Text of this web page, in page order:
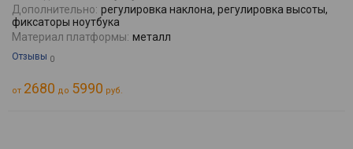
Дополнительно: регулировка наклона, регулировка высоты,
фиксаторы ноутбука
Материал платформы: металл
Отзывы 0
от 2680 до 5990 руб.